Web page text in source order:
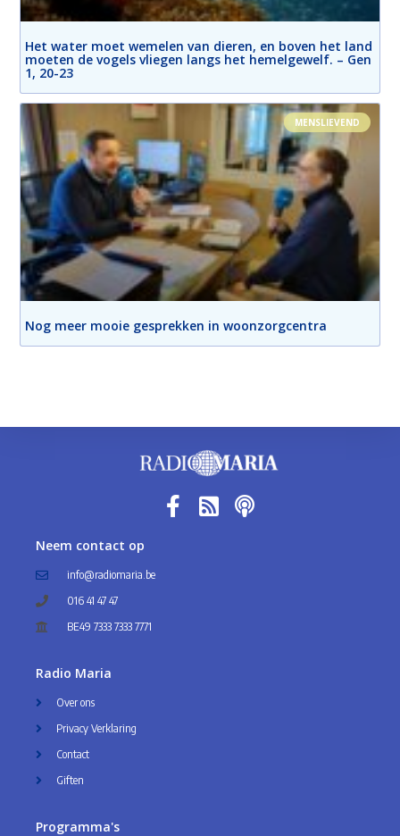
Het water moet wemelen van dieren, en boven het land
moeten de vogels vliegen langs het hemelgewelf. – Gen
1, 20-23
MENSLIEVEND
Nog meer mooie gesprekken in woonzorgcentra
Neem contact op
info@radiomaria.be
016 41 47 47
BE49 7333 7333 7771
Radio Maria
Over ons
Privacy Verklaring
Contact
Giften
Programma's